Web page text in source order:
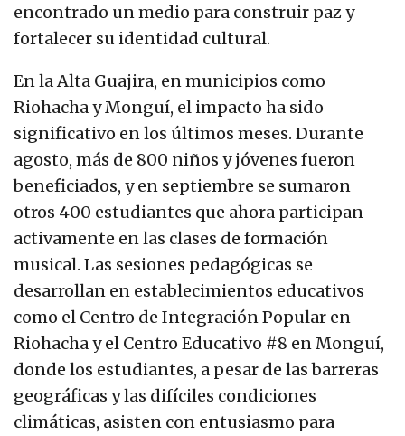
encontrado un medio para construir paz y
fortalecer su identidad cultural.
En la Alta Guajira, en municipios como
Riohacha y Monguí, el impacto ha sido
significativo en los últimos meses. Durante
agosto, más de 800 niños y jóvenes fueron
beneficiados, y en septiembre se sumaron
otros 400 estudiantes que ahora participan
activamente en las clases de formación
musical. Las sesiones pedagógicas se
desarrollan en establecimientos educativos
como el Centro de Integración Popular en
Riohacha y el Centro Educativo #8 en Monguí,
donde los estudiantes, a pesar de las barreras
geográficas y las difíciles condiciones
climáticas, asisten con entusiasmo para